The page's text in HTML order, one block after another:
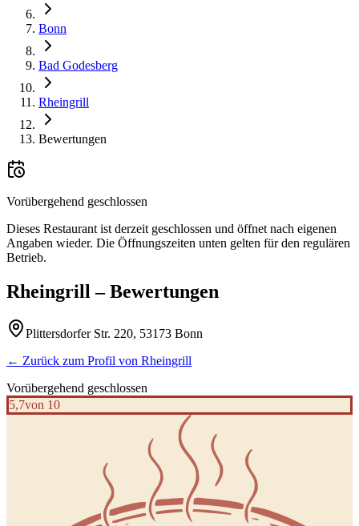
Bonn
Bad Godesberg
Rheingrill
Bewertungen
Vorübergehend geschlossen
Dieses Restaurant ist derzeit geschlossen und öffnet nach eigenen
Angaben wieder. Die Öffnungszeiten unten gelten für den regulären
Betrieb.
Rheingrill – Bewertungen
Plittersdorfer Str. 220, 53173 Bonn
← Zurück zum Profil von Rheingrill
Vorübergehend geschlossen
5,7von 10